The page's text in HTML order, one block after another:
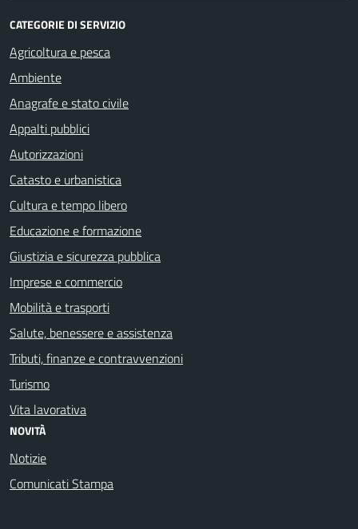
CATEGORIE DI SERVIZIO
Agricoltura e pesca
Ambiente
Anagrafe e stato civile
Appalti pubblici
Autorizzazioni
Catasto e urbanistica
Cultura e tempo libero
Educazione e formazione
Giustizia e sicurezza pubblica
Imprese e commercio
Mobilità e trasporti
Salute, benessere e assistenza
Tributi, finanze e contravvenzioni
Turismo
Vita lavorativa
NOVITÀ
Notizie
Comunicati Stampa